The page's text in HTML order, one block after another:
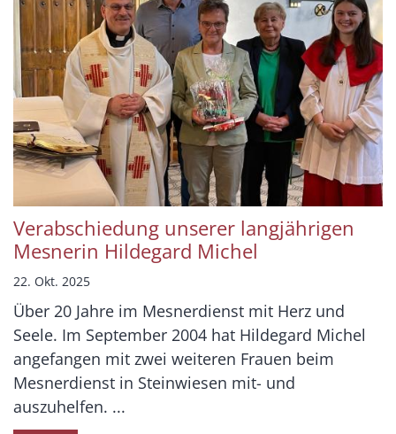
Verabschiedung unserer langjährigen
Mesnerin Hildegard Michel
22. Okt. 2025
Über 20 Jahre im Mesnerdienst mit Herz und
Seele. Im September 2004 hat Hildegard Michel
angefangen mit zwei weiteren Frauen beim
Mesnerdienst in Steinwiesen mit- und
auszuhelfen. ...